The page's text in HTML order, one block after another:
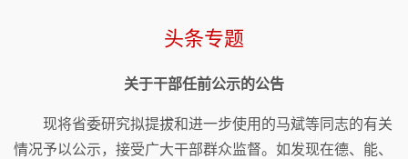
头条专题
关于干部任前公示的公告
现将省委研究拟提拔和进一步使用的马斌等同志的有关
情况予以公示，接受广大干部群众监督。如发现在德、能、